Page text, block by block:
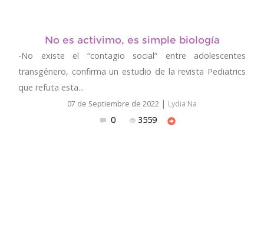
No es activimo, es simple biología
-No existe el “contagio social” entre adolescentes
transgénero, confirma un estudio de la revista Pediatrics
que refuta esta...
07 de Septiembre de 2022 | Lydia Na
0 3559